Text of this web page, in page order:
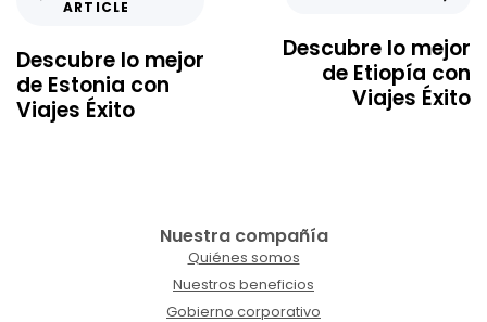
ARTICLE
Descubre lo mejor
de Estonia con
Viajes Éxito
Descubre lo mejor
de Etiopía con
Viajes Éxito
Nuestra compañía
Quiénes somos
Nuestros beneficios
Gobierno corporativo